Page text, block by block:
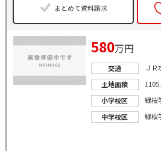
まとめて資料請求
580万円
交通
Ｊ
土地面積
小学校区
緑桜
中学校区
緑桜